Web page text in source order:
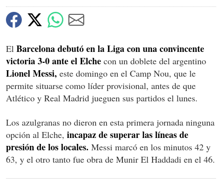
El Barcelona debutó en la Liga con una convincente
victoria 3-0 ante el Elche con un doblete del argentino
Lionel Messi, este domingo en el Camp Nou, que le
permite situarse como líder provisional, antes de que
Atlético y Real Madrid jueguen sus partidos el lunes.
Los azulgranas no dieron en esta primera jornada ninguna
opción al Elche, incapaz de superar las líneas de
presión de los locales. Messi marcó en los minutos 42 y
63, y el otro tanto fue obra de Munir El Haddadi en el 46.